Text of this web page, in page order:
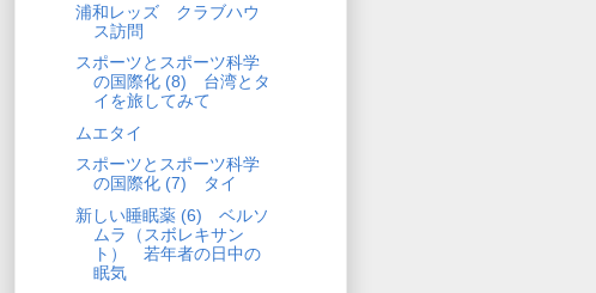
浦和レッズ クラブハウ
ス訪問
スポーツとスポーツ科学
の国際化 (8) 台湾とタ
イを旅してみて
ムエタイ
スポーツとスポーツ科学
の国際化 (7) タイ
新しい睡眠薬 (6) ベルソ
ムラ（スボレキサン
ト） 若年者の日中の
眠気